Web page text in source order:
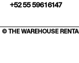
+52 55 5961 6147
© THE WAREHOUSE